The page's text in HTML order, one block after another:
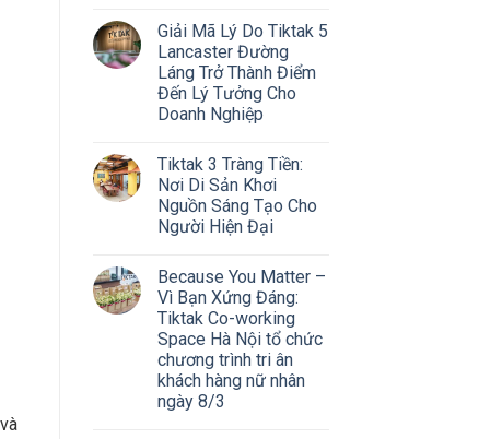
Giải Mã Lý Do Tiktak 5
Lancaster Đường
Láng Trở Thành Điểm
Đến Lý Tưởng Cho
Doanh Nghiệp
Tiktak 3 Tràng Tiền:
Nơi Di Sản Khơi
Nguồn Sáng Tạo Cho
Người Hiện Đại
Because You Matter –
Vì Bạn Xứng Đáng:
Tiktak Co-working
Space Hà Nội tổ chức
chương trình tri ân
khách hàng nữ nhân
ngày 8/3